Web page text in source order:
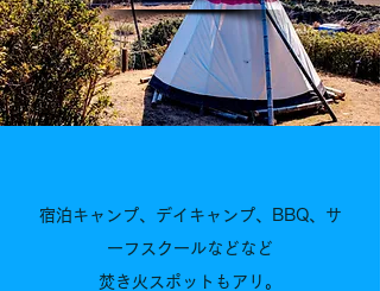
宿泊キャンプ、デイキャンプ、BBQ、サ
ーフスクールなどなど
焚き火スポットもアリ。